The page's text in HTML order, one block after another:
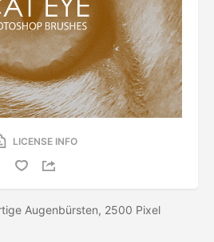
LICENSE INFO
Augenbürsten, 2500 Pixel